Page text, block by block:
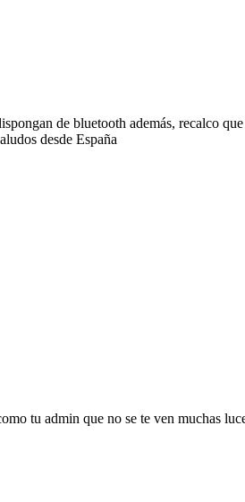
de bluetooth además, recalco
desde España
tu admin que no se te ven muchas